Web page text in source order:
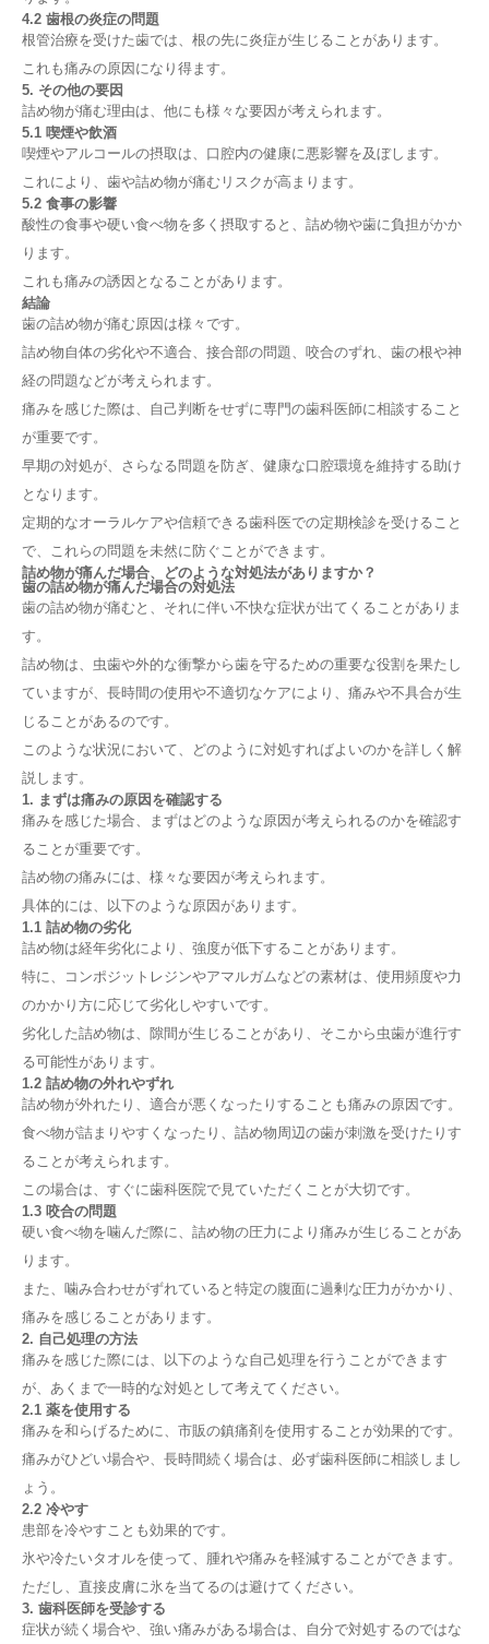
4.2 歯根の炎症の問題
根管治療を受けた歯では、根の先に炎症が生じることがあります。
これも痛みの原因になり得ます。
5. その他の要因
詰め物が痛む理由は、他にも様々な要因が考えられます。
5.1 喫煙や飲酒
喫煙やアルコールの摂取は、口腔内の健康に悪影響を及ぼします。
これにより、歯や詰め物が痛むリスクが高まります。
5.2 食事の影響
酸性の食事や硬い食べ物を多く摂取すると、詰め物や歯に負担がかか
ります。
これも痛みの誘因となることがあります。
結論
歯の詰め物が痛む原因は様々です。
詰め物自体の劣化や不適合、接合部の問題、咬合のずれ、歯の根や神
経の問題などが考えられます。
痛みを感じた際は、自己判断をせずに専門の歯科医師に相談すること
が重要です。
早期の対処が、さらなる問題を防ぎ、健康な口腔環境を維持する助け
となります。
定期的なオーラルケアや信頼できる歯科医での定期検診を受けること
で、これらの問題を未然に防ぐことができます。
詰め物が痛んだ場合、どのような対処法がありますか？
歯の詰め物が痛んだ場合の対処法
歯の詰め物が痛むと、それに伴い不快な症状が出てくることがありま
す。
詰め物は、虫歯や外的な衝撃から歯を守るための重要な役割を果たし
ていますが、長時間の使用や不適切なケアにより、痛みや不具合が生
じることがあるのです。
このような状況において、どのように対処すればよいのかを詳しく解
説します。
1. まずは痛みの原因を確認する
痛みを感じた場合、まずはどのような原因が考えられるのかを確認す
ることが重要です。
詰め物の痛みには、様々な要因が考えられます。
具体的には、以下のような原因があります。
1.1 詰め物の劣化
詰め物は経年劣化により、強度が低下することがあります。
特に、コンポジットレジンやアマルガムなどの素材は、使用頻度や力
のかかり方に応じて劣化しやすいです。
劣化した詰め物は、隙間が生じることがあり、そこから虫歯が進行す
る可能性があります。
1.2 詰め物の外れやずれ
詰め物が外れたり、適合が悪くなったりすることも痛みの原因です。
食べ物が詰まりやすくなったり、詰め物周辺の歯が刺激を受けたりす
ることが考えられます。
この場合は、すぐに歯科医院で見ていただくことが大切です。
1.3 咬合の問題
硬い食べ物を噛んだ際に、詰め物の圧力により痛みが生じることがあ
ります。
また、噛み合わせがずれていると特定の腹面に過剰な圧力がかかり、
痛みを感じることがあります。
2. 自己処理の方法
痛みを感じた際には、以下のような自己処理を行うことができます
が、あくまで一時的な対処として考えてください。
2.1 薬を使用する
痛みを和らげるために、市販の鎮痛剤を使用することが効果的です。
痛みがひどい場合や、長時間続く場合は、必ず歯科医師に相談しまし
ょう。
2.2 冷やす
患部を冷やすことも効果的です。
氷や冷たいタオルを使って、腫れや痛みを軽減することができます。
ただし、直接皮膚に氷を当てるのは避けてください。
3. 歯科医師を受診する
症状が続く場合や、強い痛みがある場合は、自分で対処するのではな